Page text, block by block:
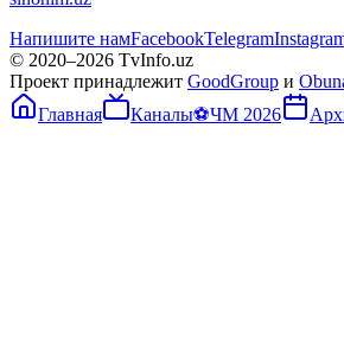
Напишите намFacebookTelegram
© 2020–2026 TvInfo.uz
Проект принадлежит GoodGroup и
Главная
Каналы⚽ЧМ 2026